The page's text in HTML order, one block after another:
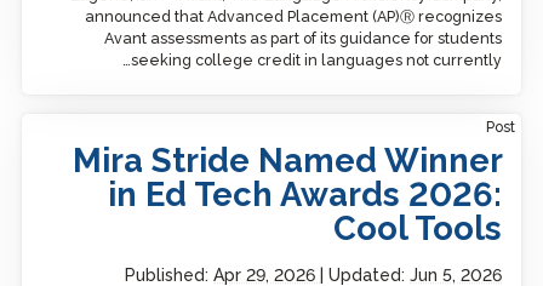
announced that Advanced Placement (AP)Ⓡ recognizes
Avant assessments as part of its guidance for students
seeking college credit in languages not currently…
Post
Mira Stride Named Winner
in Ed Tech Awards 2026:
Cool Tools
Published:Apr 29, 2026 Updated:Jun 5, 2026